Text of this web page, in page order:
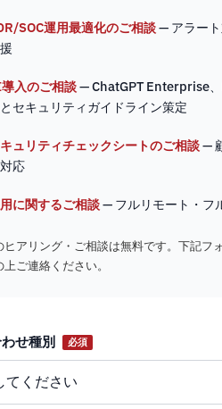
SOC運用最適化のご相談— アラー
入のご相談— ChatGPT Enterprise
セキュリティガイドライン策定
ュリティチェックシートのご相談—
応
に関するご相談— フルリモート・フ
ヒアリング・ご相談は無料です。下記フ
ご連絡ください。
せ種別 必須